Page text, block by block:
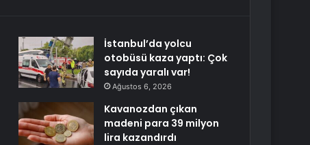
İstanbul’da yolcu
otobüsü kaza yaptı: Çok
sayıda yaralı var!
Ağustos 6, 2026
Kavanozdan çıkan
madeni para 39 milyon
lira kazandırdı